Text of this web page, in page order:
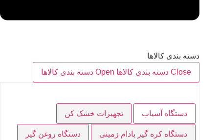
دسته بندی کالاها
Close دسته بندی کالاها
Open دسته بندی کالاها
دستگاه آسیاب تجهیزات خشک کن
دستگاه کره گیر بادام زمینی دستگاه روغن گیر